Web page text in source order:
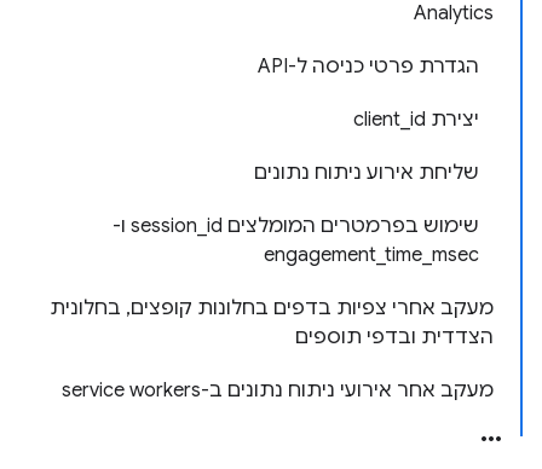
Analytics
הגדרת פרטי כניסה ל-API
יצירת client_id
שליחת אירוע ניתוח נתונים
שימוש בפרמטרים המומלצים session_id ו-
engagement_time_msec
מעקב אחרי צפיות בדפים בחלונות קופצים, בחלונית
הצדדית ובדפי תוספים
מעקב אחר אירועי ניתוח נתונים ב-service workers